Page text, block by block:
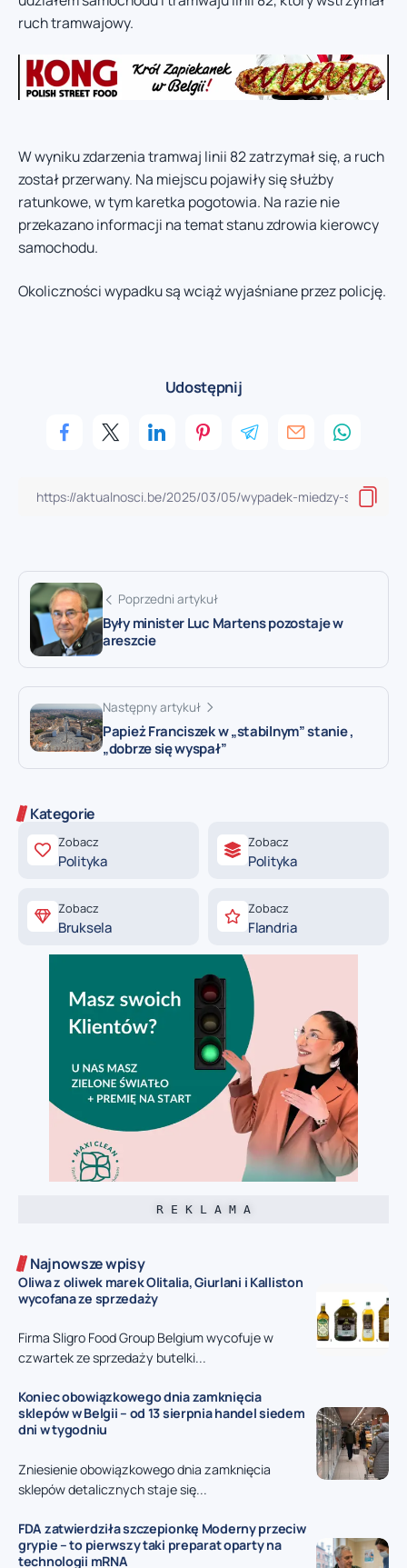
ruch tramwajowy.
W wyniku zdarzenia tramwaj linii 82 zatrzymał się, a ruch
został przerwany. Na miejscu pojawiły się służby
ratunkowe, w tym karetka pogotowia. Na razie nie
przekazano informacji na temat stanu zdrowia kierowcy
samochodu.
Okoliczności wypadku są wciąż wyjaśniane przez policję.
Udostępnij
Poprzedni artykuł
Były minister Luc Martens pozostaje w
areszcie
Następny artykuł
Papież Franciszek w „stabilnym” stanie ,
„dobrze się wyspał”
Kategorie
Zobacz
Polityka
Zobacz
Polityka
Zobacz
Bruksela
Zobacz
Flandria
R E K L A M A
Najnowsze wpisy
Oliwa z oliwek marek Olitalia, Giurlani i Kalliston
wycofana ze sprzedaży
Firma Sligro Food Group Belgium wycofuje w
czwartek ze sprzedaży butelki...
Koniec obowiązkowego dnia zamknięcia
sklepów w Belgii – od 13 sierpnia handel siedem
dni w tygodniu
Zniesienie obowiązkowego dnia zamknięcia
sklepów detalicznych staje się...
FDA zatwierdziła szczepionkę Moderny przeciw
grypie – to pierwszy taki preparat oparty na
technologii mRNA